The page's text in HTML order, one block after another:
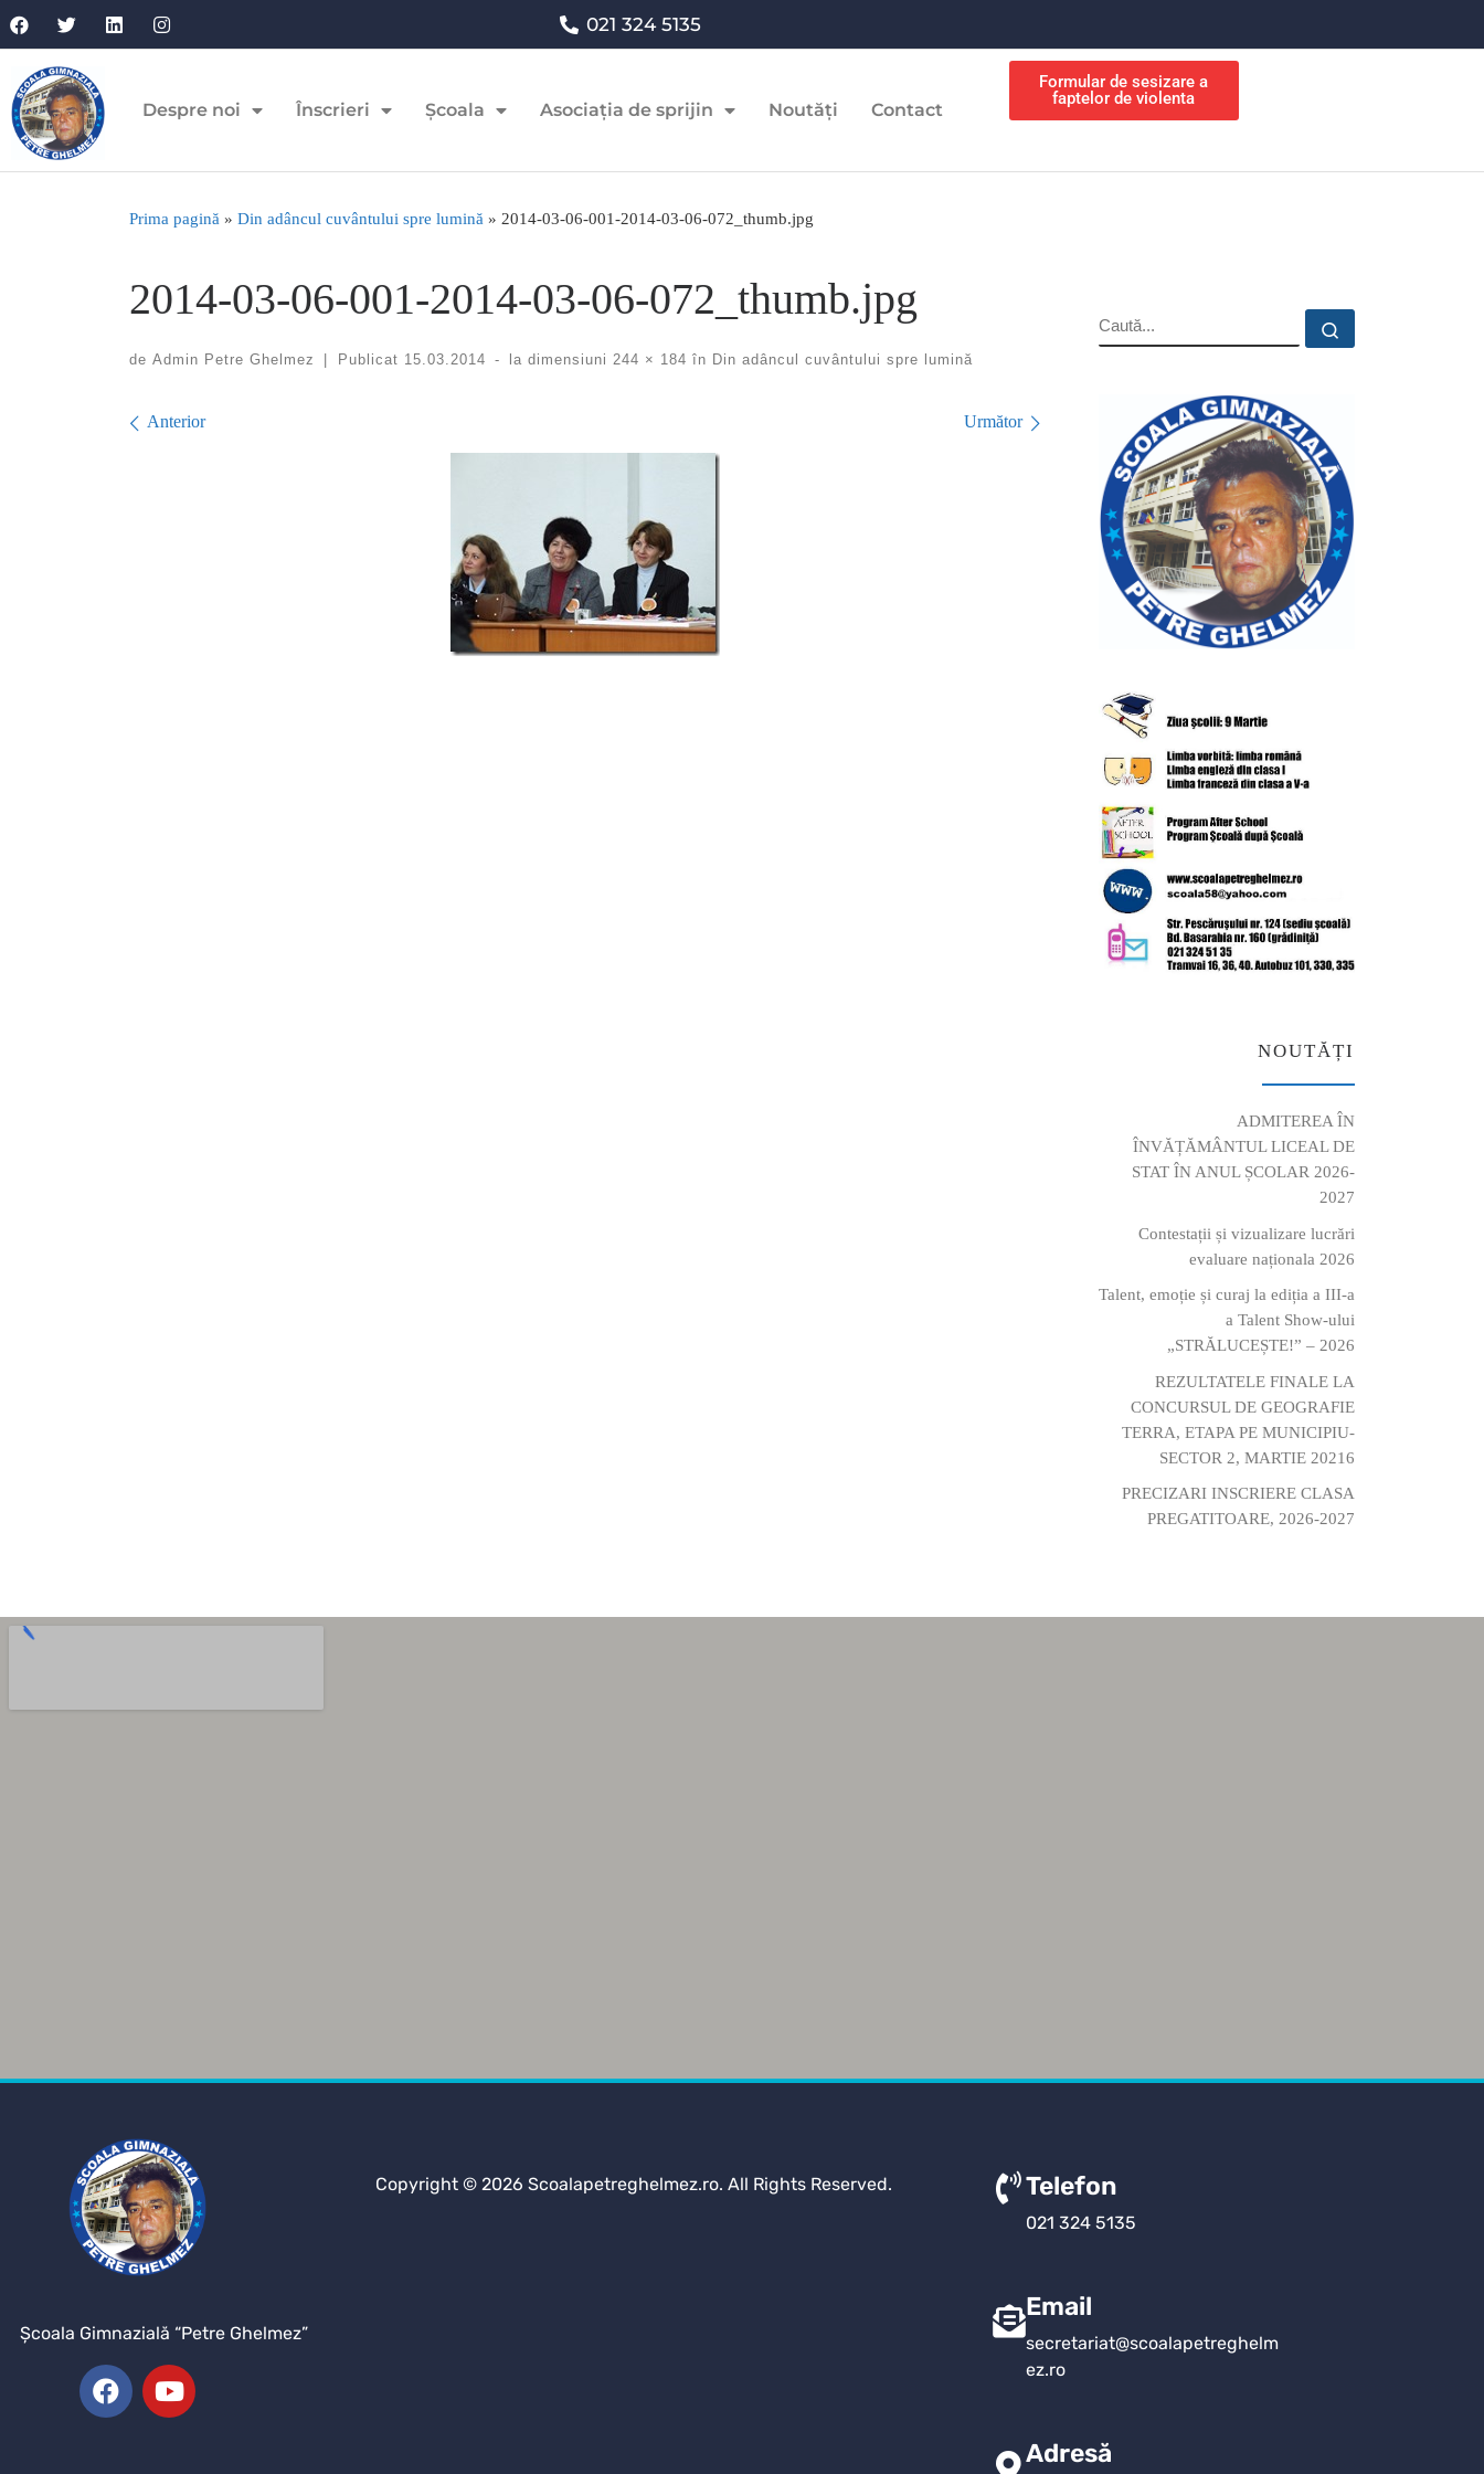
021 324 5135
Despre noi Înscrieri Școala Asociația de sprijin Noutăți Contact
Formular de sesizare a
faptelor de violenta
Prima pagină » Din adâncul cuvântului spre lumină » 2014-03-06-001-2014-03-06-072_thumb.jpg
2014-03-06-001-2014-03-06-072_thumb.jpg
de Admin Petre Ghelmez | Publicat 15.03.2014 - la dimensiuni 244 × 184 în Din adâncul cuvântului spre lumină
Navigare în imagini
Anterior Următor
NOUTĂȚI
ADMITEREA ÎN
ÎNVĂȚĂMÂNTUL LICEAL DE
STAT ÎN ANUL ȘCOLAR 2026-
2027
Contestații și vizualizare lucrări
evaluare naționala 2026
Talent, emoție și curaj la ediția a III-a
a Talent Show-ului
„STRĂLUCEȘTE!” – 2026
REZULTATELE FINALE LA
CONCURSUL DE GEOGRAFIE
TERRA, ETAPA PE MUNICIPIU-
SECTOR 2, MARTIE 20216
PRECIZARI INSCRIERE CLASA
PREGATITOARE, 2026-2027
Şcoala Gimnazială “Petre Ghelmez”
Copyright © 2026 Scoalapetreghelmez.ro. All Rights Reserved. Telefon
021 324 5135
Email
secretariat@scoalapetreghelm
ez.ro
Adresă